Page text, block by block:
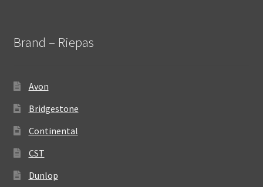
Brand – Riepas
Avon
Bridgestone
Continental
CST
Dunlop